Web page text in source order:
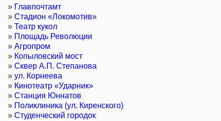
» Главпочтамт
» Стадион «Локомотив»
» Театр кукол
» Площадь Революции
» Агропром
» Копыловский мост
» Сквер А.П. Степанова
» ул. Корнеева
» Кинотеатр «Ударник»
» Станция Юннатов
» Поликлиника (ул. Киренского)
» Студенческий городок